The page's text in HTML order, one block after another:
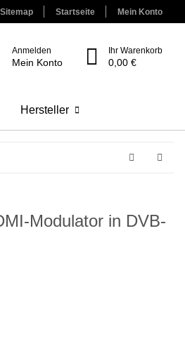
Sitemap Startseite Mein Konto
Anmelden
Mein Konto
Ihr Warenkorb
0,00 €
Hersteller
Modulator in DVB-